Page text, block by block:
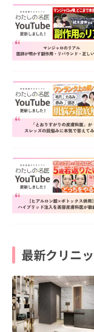
最新クリニ